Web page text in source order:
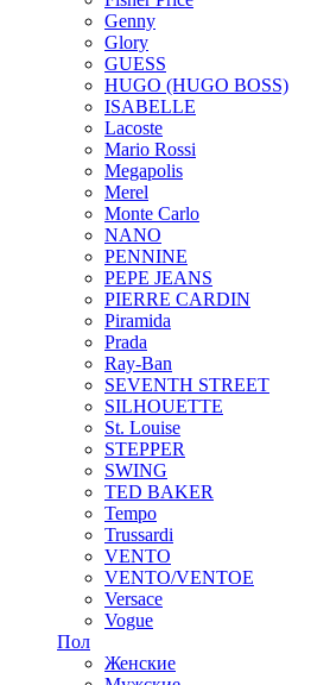
Genny
Glory
GUESS
HUGO (HUGO BOSS)
ISABELLE
Lacoste
Mario Rossi
Megapolis
Merel
Monte Carlo
NANO
PENNINE
PEPE JEANS
PIERRE CARDIN
Piramida
Prada
Ray-Ban
SEVENTH STREET
SILHOUETTE
St. Louise
STEPPER
SWING
TED BAKER
Tempo
Trussardi
VENTO
VENTO/VENTOE
Versace
Vogue
Пол
Женские